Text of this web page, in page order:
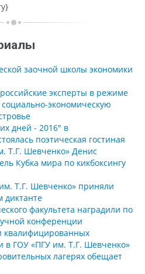
заочной школы экономики
эксперты в режиме
экономическую
дней - 2016" в
поэтическая гостиная
Т.Г. Шевченко» Денис
Кубка мира по кикбоксингу
Т.Г. Шевченко» приняли
диктанте
факультета наградили по
конференции
квалифицированных
в ГОУ «ПГУ им. Т.Г. Шевченко»
лагерях обещает